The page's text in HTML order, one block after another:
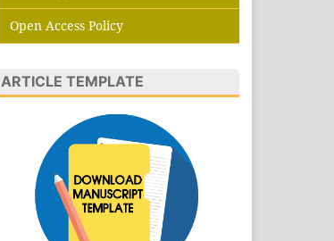
Open Access Policy
ARTICLE TEMPLATE